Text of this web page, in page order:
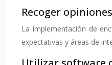
Recoger
La implementación de
expectativas y áreas de